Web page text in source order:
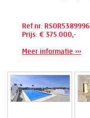
Ref.nr: RSOR5389996
Prijs: € 375.000,-
Meer informatie ›››